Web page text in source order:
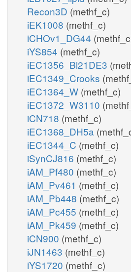
Recon3D (methf_c)
iEK1008 (methf_c)
iCHOv1_DG44
iYS854 (methf_c)
iEC1356_Bl21DE3
iEC1349_Crooks
iEC1364_W (methf_c)
iEC1372_W3110
iCN718 (methf_c)
iEC1368_DH5a
iEC1344_C (methf_c)
iSynCJ816 (methf_c)
iAM_Pf480 (methf_c)
iAM_Pv461 (methf_c)
iAM_Pb448 (methf_c)
iAM_Pc455 (methf_c)
iAM_Pk459 (methf_c)
iCN900 (methf_c)
iJN1463 (methf_c)
iYS1720 (methf_c)